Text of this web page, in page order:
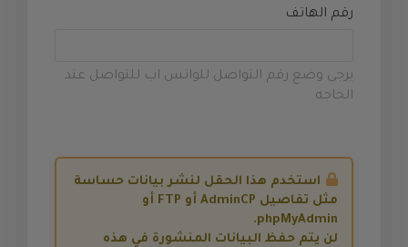
رقم الهاتف
يرجى وضع رقم التواصل للواتس اب للتواصل عند
الحاجه
استخدم هذا الحقل لنشر بيانات حساسة
مثل تفاصيل AdminCP أو FTP أو
phpMyAdmin.
لن يتم حفظ البيانات المنشورة في هذه